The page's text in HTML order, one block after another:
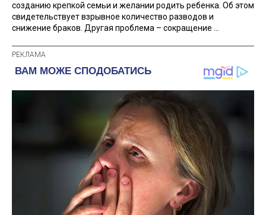
созданию крепкой семьи и желании родить ребенка. Об этом
свидетельствует взрывное количество разводов и
снижение браков. Другая проблема – сокращение ...